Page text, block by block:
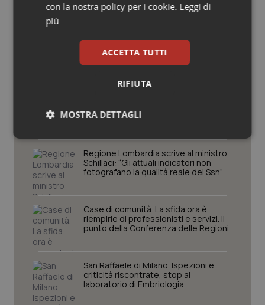
Tumori del Polmone & Testa Collo
Tumori gastrointestinali
Ulcera & Reflusso
Vaccini
Potrebbe interessarti in
comprendere il presente
Regione Lombardia scrive al ministro
Schillaci: “Gli attuali indicatori non
fotografano la qualità reale del Ssn”
Case di comunità. La sfida ora è
riempirle di professionisti e servizi. Il
punto della Conferenza delle Regioni
San Raffaele di Milano. Ispezioni e
criticità riscontrate, stop al
laboratorio di Embriologia
con la nostra policy per i cookie. Leggi di
più
ACCETTA TUTTI
RIFIUTA
MOSTRA DETTAGLI
Necessari Statistici Marketing
Necessari Statistici Marketing
I cookie necessari contribuiscono a rendere fruibile il
sito web abilitandone funzionalità di base quali la
navigazione sulle pagine e l'accesso alle aree
protette del sito. Il sito web non è in grado di
funzionare correttamente senza questi cookie.
Nome